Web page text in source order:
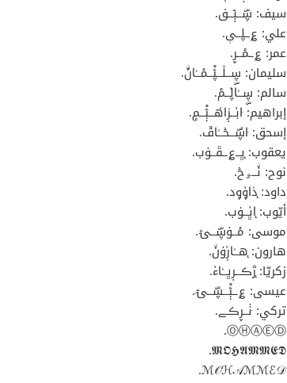
سيف: ڛۜــٻۧــڧ.
علي: ؏ــڸــې.
عمر: ؏ــمۘــڕ.
سليمان: ڛۣــڷــۑْۧــمۘــٰا̍نۨ.
سالم: ڛۣــٰا̍ڸــمۘ.
إبراهيم: ּا̍بــڔٰا̍هــﯧْۧــمۭ.
إسحق: ּا̍ڛۜــحۡــٰا̍ڦ.
يعقوب: ̨ڀــ؏ــڦــۏب.
نوح: نۨــﯡحۡ.
داود: ̨دٰا̍ۄۄد.
أيّوب: ̨ا̍ڀــۏب.
موسى: مۘــۏڛۜــۍۧ.
هارون: ̨هــٰا̍ڔۏنۨ.
زكريّا: ̨ژڪــڔڀــٰا̍ء.
عيسى: ؏ــېْۧــڛۜــۍۧ.
تركي: ּٺــڕڪــﮯ.
ⓄⒽⒶⒺⒹ.
𝕸𝕺𝕳𝕬𝕸𝕸𝕰𝕯.
ℳ𝒪ℋ𝒜ℳℳℰ𝒟.